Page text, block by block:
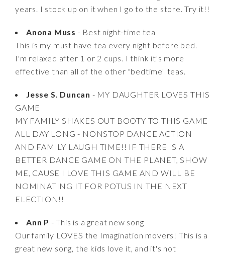
years. I stock up on it when I go to the store. Try it!!
Anona Muss - Best night-time tea
This is my must have tea every night before bed.
I'm relaxed after 1 or 2 cups. I think it's more
effective than all of the other "bedtime" teas.
Jesse S. Duncan - MY DAUGHTER LOVES THIS
GAME
MY FAMILY SHAKES OUT BOOTY TO THIS GAME
ALL DAY LONG - NONSTOP DANCE ACTION
AND FAMILY LAUGH TIME!! IF THERE IS A
BETTER DANCE GAME ON THE PLANET, SHOW
ME, CAUSE I LOVE THIS GAME AND WILL BE
NOMINATING IT FOR POTUS IN THE NEXT
ELECTION!!
Ann P - This is a great new song
Our family LOVES the Imagination movers! This is a
great new song, the kids love it, and it's not